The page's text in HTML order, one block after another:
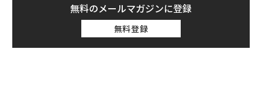
無料のメールマガジンに登録
無料登録